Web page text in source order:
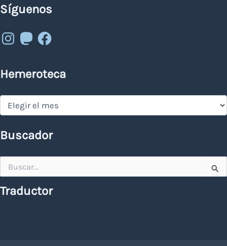
Síguenos
Instagram
MastodonFacebook
Hemeroteca
Hemeroteca
Buscador
por:
Traductor